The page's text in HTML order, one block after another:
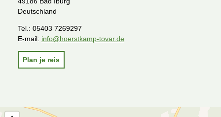
Deutschland
Tel.: 05403 7269297
E-mail: info@hoerstkamp-tovar.de
Plan je reis